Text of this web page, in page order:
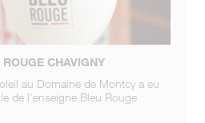
CHAVIGNY
au Domaine de Montcy a eu
de l’enseigne Bleu Rouge